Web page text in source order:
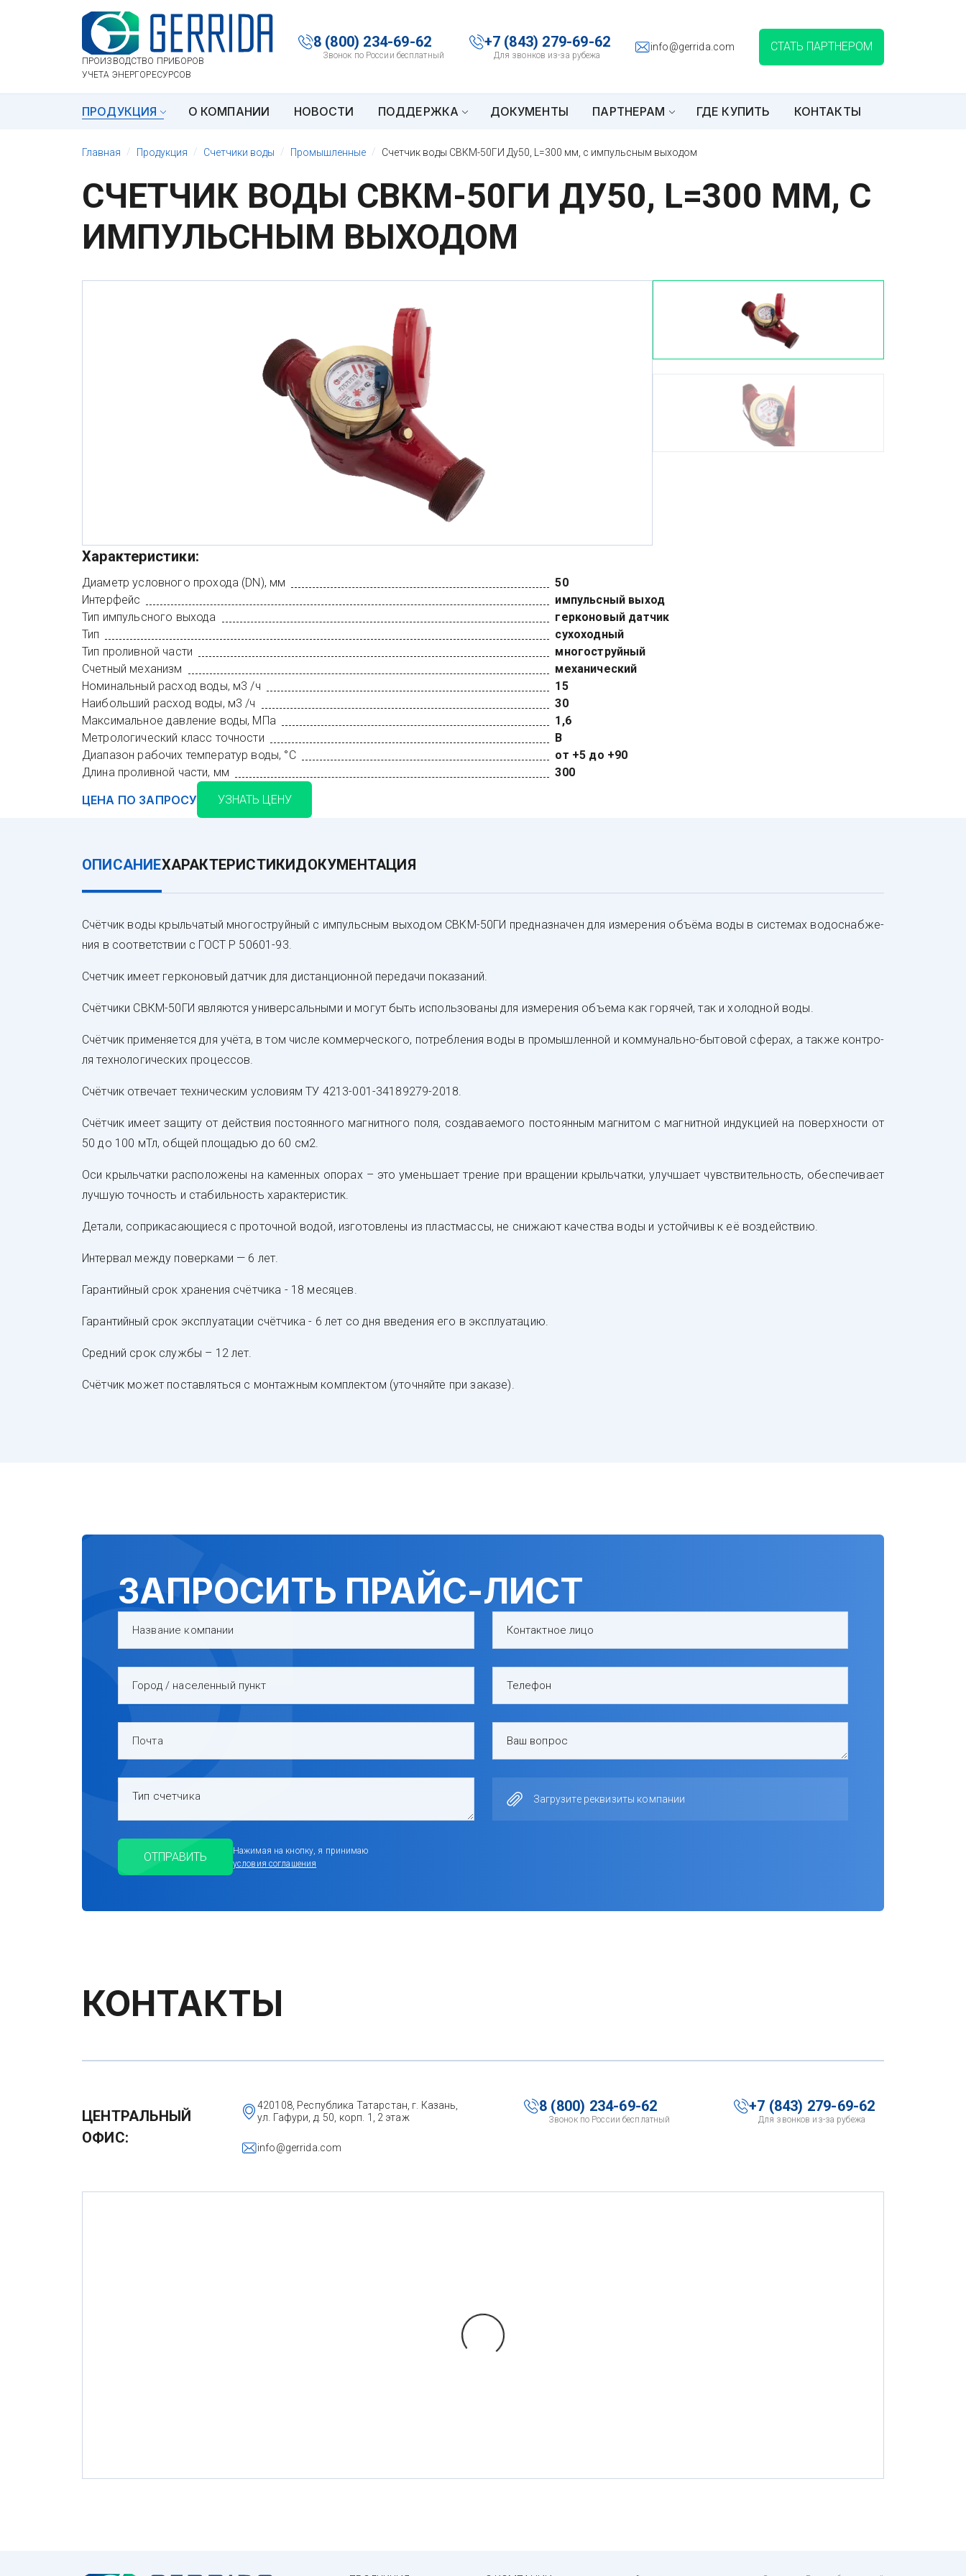
ПРОИЗВОДСТВО ПРИБОРОВ
УЧЕТА ЭНЕРГОРЕСУРСОВ
8 (800) 234-69-62
Звонок по России бесплатный
+7 (843) 279-69-62
Для звонков из-за рубежа
info@gerrida.com СТАТЬ ПАРТНЕРОМ
ПРОДУКЦИЯ О КОМПАНИИ НОВОСТИ ПОДДЕРЖКА ДОКУМЕНТЫ ПАРТНЕРАМ ГДЕ КУПИТЬ КОНТАКТЫ
Главная Продукция Счетчики воды Промышленные Счетчик воды СВКМ-50ГИ Ду50, L=300 мм, с импульсным выходом
СЧЕТЧИК ВОДЫ СВКМ-50ГИ ДУ50, L=300 ММ, С
ИМПУЛЬСНЫМ ВЫХОДОМ
Характеристики:
Диаметр условного прохода (DN), мм
50
Интерфейс
импульсный выход
Тип импульсного выхода
герконовый датчик
Тип
сухоходный
Тип проливной части
многоструйный
Счетный механизм
механический
Номинальный расход воды, м3 /ч
15
Наибольший расход воды, м3 /ч
30
Максимальное давление воды, МПа
1,6
Метрологический класс точности
В
Диапазон рабочих температур воды, °С
от +5 до +90
Длина проливной части, мм
300
ЦЕНА ПО ЗАПРОСУ УЗНАТЬ ЦЕНУ
ОПИСАНИЕХАРАКТЕРИСТИКИДОКУМЕНТАЦИЯ
Счёт­чик во­ды крыль­ча­тый мно­гос­труй­ный с им­пуль­сным вы­хо­дом СВКМ-50ГИ пред­наз­на­чен для из­ме­ре­ния объ­ёма во­ды в сис­те­мах во­дос­наб­же­
ния в со­от­ветс­твии с ГОСТ Р 50601-93.
Счет­чик име­ет гер­ко­но­вый дат­чик для дис­тан­ци­он­ной пе­ре­да­чи по­ка­за­ний.
Счёт­чи­ки СВКМ-50ГИ яв­ля­ют­ся уни­вер­саль­ны­ми и мо­гут быть ис­поль­зо­ва­ны для из­ме­ре­ния объ­ема как го­ря­чей, так и хо­лод­ной во­ды.
Счёт­чик при­ме­ня­ет­ся для учё­та, в том чис­ле ком­мер­чес­ко­го, пот­реб­ле­ния во­ды в про­мыш­лен­ной и ком­му­наль­но-бы­то­вой сфе­рах, а так­же кон­тро­
ля тех­но­ло­ги­чес­ких про­цес­сов.
Счёт­чик от­ве­ча­ет тех­ни­чес­ким ус­ло­ви­ям ТУ 4213-001-34189279-2018.
Счёт­чик име­ет за­щи­ту от дей­ствия пос­то­ян­но­го маг­нит­но­го по­ля, соз­да­ва­емо­го пос­то­ян­ным маг­ни­том с маг­нит­ной ин­дук­ци­ей на по­вер­хнос­ти от
50 до 100 мТл, об­щей пло­щадью до 60 см2.
Оси крыль­чат­ки рас­по­ло­же­ны на ка­мен­ных опо­рах – это умень­ша­ет тре­ние при вра­ще­нии крыль­чат­ки, улуч­ша­ет чувс­тви­тель­ность, обес­пе­чи­ва­ет
луч­шую точ­ность и ста­биль­ность ха­рак­те­рис­тик.
Де­та­ли, соп­ри­ка­са­ющи­еся с про­точ­ной во­дой, из­го­тов­ле­ны из плас­тмас­сы, не сни­жа­ют ка­чес­тва во­ды и ус­той­чи­вы к её воз­дей­ствию.
Ин­тер­вал меж­ду по­вер­ка­ми — 6 лет.
Га­ран­тий­ный срок хра­не­ния счёт­чи­ка - 18 ме­ся­цев.
Га­ран­тий­ный срок экс­плу­ата­ции счёт­чи­ка - 6 лет со дня вве­де­ния его в экс­плу­ата­цию.
Сред­ний срок служ­бы – 12 лет.
Счёт­чик мо­жет пос­тав­лять­ся с мон­таж­ным ком­плек­том (уточ­няй­те при за­ка­зе).
ЗАПРОСИТЬ ПРАЙС-ЛИСТ
Название компании Контактное лицо
Город / населенный пункт Телефон
Почта Ваш вопрос
Тип счетчика Загрузите реквизиты компании
ОТПРАВИТЬ
Нажимая на кнопку, я принимаю
условия соглашения
КОНТАКТЫ
ЦЕНТРАЛЬНЫЙ
ОФИС:
420108, Республика Татарстан, г. Казань,
ул. Гафури, д. 50, корп. 1, 2 этаж
8 (800) 234-69-62
Звонок по России бесплатный
+7 (843) 279-69-62
Для звонков из-за рубежа
info@gerrida.com